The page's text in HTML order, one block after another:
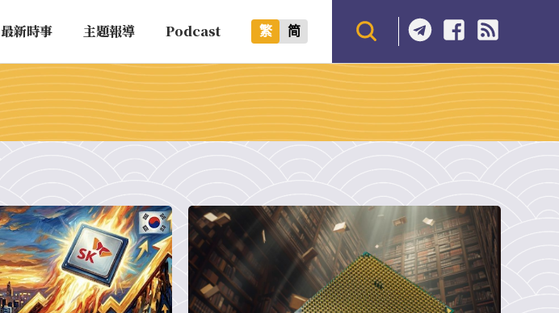
最新時事 主題報導 Podcast 繁 简